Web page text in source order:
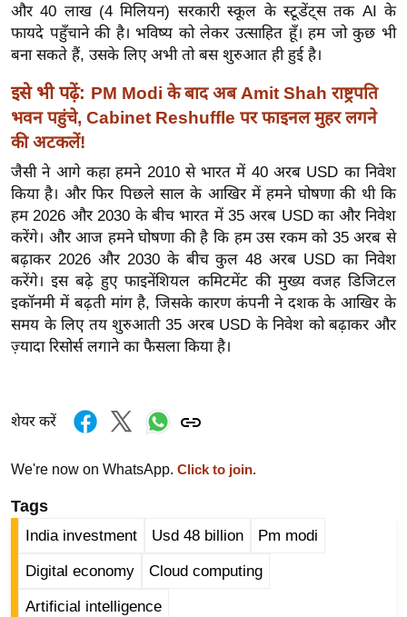
इं
डि
या
सा
हि
त्य
ग
त
ऑ
टो
व
र्ल्ड
न्यू
ज
म
रं
ज
न
ग
त
और 40 लाख (4 मिलियन) सरकारी स्कूल के स्टूडेंट्स तक AI के
फायदे पहुँचाने की है। भविष्य को लेकर उत्साहित हूँ। हम जो कुछ भी
बना सकते हैं, उसके लिए अभी तो बस शुरुआत ही हुई है।
इसे भी पढ़ें: PM Modi के बाद अब Amit Shah राष्ट्रपति
भवन पहुंचे, Cabinet Reshuffle पर फाइनल मुहर लगने
की अटकलें!
जैसी ने आगे कहा हमने 2010 से भारत में 40 अरब USD का निवेश
किया है। और फिर पिछले साल के आखिर में हमने घोषणा की थी कि
हम 2026 और 2030 के बीच भारत में 35 अरब USD का और निवेश
करेंगे। और आज हमने घोषणा की है कि हम उस रकम को 35 अरब से
बढ़ाकर 2026 और 2030 के बीच कुल 48 अरब USD का निवेश
करेंगे। इस बढ़े हुए फाइनेंशियल कमिटमेंट की मुख्य वजह डिजिटल
इकॉनमी में बढ़ती मांग है, जिसके कारण कंपनी ने दशक के आखिर के
समय के लिए तय शुरुआती 35 अरब USD के निवेश को बढ़ाकर और
ज़्यादा रिसोर्स लगाने का फैसला किया है।
शेयर करें
We're now on WhatsApp. Click to join.
Tags
India investment Usd 48 billion Pm modi
Digital economy Cloud computing
Artificial intelligence